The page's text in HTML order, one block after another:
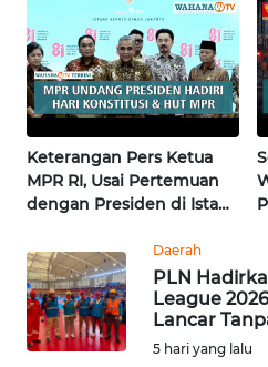
Keterangan Pers Ketua
MPR RI, Usai Pertemuan
dengan Presiden di Istana
Daerah
PLN
League
Lancar
5 hari yang lalu
KALTARA
WN
WN
KALTIM
WN
SULSEL
WN